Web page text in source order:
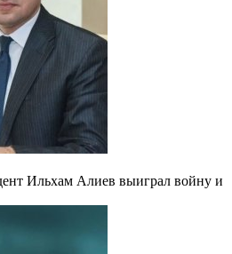
Ильхам Алиев выиграл войну и